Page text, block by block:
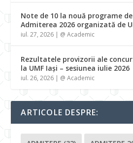
Note de 10 la nouă programe
Admiterea 2026 organizată de
iul. 27, 2026 | @ Academic
Rezultatele provizorii ale
la UMF Iași – sesiunea iulie 2026
iul. 26, 2026 | @ Academic
ARTICOLE DESPRE: